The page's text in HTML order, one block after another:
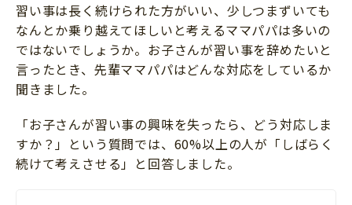
習い事は長く続けられた方がいい、少しつまずいても
なんとか乗り越えてほしいと考えるママパパは多いの
ではないでしょうか。お子さんが習い事を辞めたいと
言ったとき、先輩ママパパはどんな対応をしているか
聞きました。
「お子さんが習い事の興味を失ったら、どう対応しま
すか？」という質問では、60%以上の人が「しばらく
続けて考えさせる」と回答しました。